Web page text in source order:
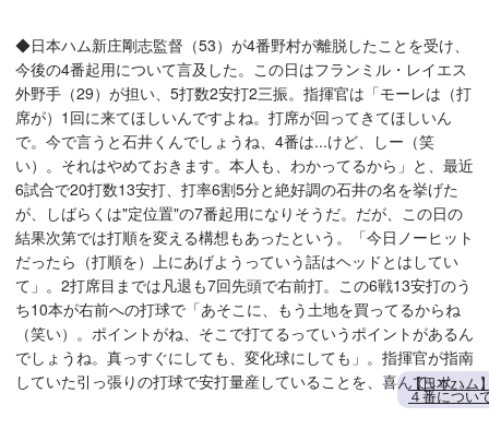
◆日本ハム新庄剛志監督（53）が4番野村が離脱したことを受け、
今後の4番起用について言及した。この日はフランミル・レイエス
外野手（29）が担い、5打数2安打2三振。指揮官は「モーレは（打
席が）1回に来てほしいんですよね。打席が回ってきてほしいん
で。今で言うと石井くんでしょうね、4番は...けど、しー（笑
い）。それはやめておきます。本人も、わかってるから」と、最近
6試合で20打数13安打、打率6割5分と絶好調の石井の名を挙げた
が、しばらくは"定位置"の7番起用になりそうだ。だが、この日の
結果次第では打順を変える構想もあったという。「今日ノーヒット
だったら（打順を）上にあげようっていう話はヘッドとはしてい
て」。2打席目までは凡退も7回先頭で右前打。この6戦13安打のう
ち10本が右前への打球で「あそこに、もう土地を買ってるからね
（笑い）。ポイントがね、そこで打てるっていうポイントがあるん
でしょうね。真っすぐにしても、変化球にしても」。指揮官が指南
していた引っ張りの打球で安打量産していることを、喜んでいた。
【日本ハム
４番につい